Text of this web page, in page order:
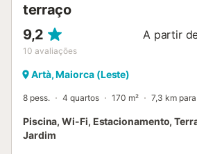
terraço
9,2
10 avaliações
A partir
Artà, Maiorca (Leste)
8 pess. 4 quartos 170 m² 7,3 km
Piscina, Wi-Fi, Estacionamento,
Jardim